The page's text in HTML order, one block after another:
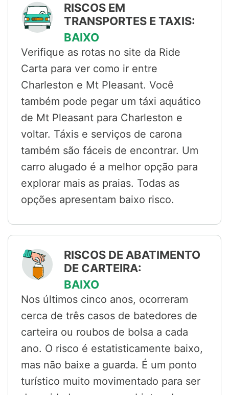
RISCOS EM
TRANSPORTES E TAXIS:
BAIXO
Verifique as rotas no site da Ride
Carta para ver como ir entre
Charleston e Mt Pleasant. Você
também pode pegar um táxi aquático
de Mt Pleasant para Charleston e
voltar. Táxis e serviços de carona
também são fáceis de encontrar. Um
carro alugado é a melhor opção para
explorar mais as praias. Todas as
opções apresentam baixo risco.
RISCOS DE ABATIMENTO
DE CARTEIRA:
BAIXO
Nos últimos cinco anos, ocorreram
cerca de três casos de batedores de
carteira ou roubos de bolsa a cada
ano. O risco é estatisticamente baixo,
mas não baixe a guarda. É um ponto
turístico muito movimentado para ser